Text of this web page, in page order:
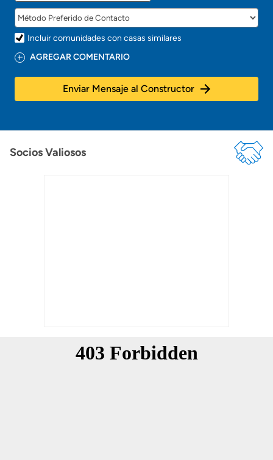
!
Incluir comunidades con casas similares
AGREGAR COMENTARIO
Enviar Mensaje al Constructor
Socios Valiosos